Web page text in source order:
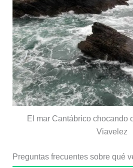
El mar Cantábrico chocando
Viavelez
Preguntas frecuentes sobre qué